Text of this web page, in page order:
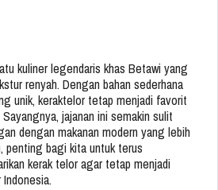
kuliner legendaris khas Betawi yang
renyah. Dengan bahan sederhana
unik, keraktelor tetap menjadi favorit
jajanan ini semakin sulit
dengan makanan modern yang lebih
penting bagi kita untuk terus
kerak telor agar tetap menjadi